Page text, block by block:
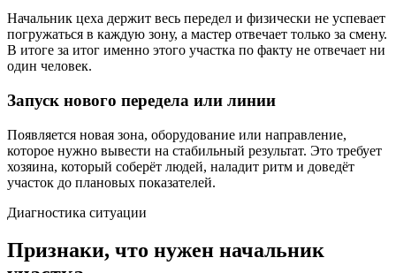
Начальник цеха держит весь передел и физически не успевает
погружаться в каждую зону, а мастер отвечает только за смену.
В итоге за итог именно этого участка по факту не отвечает ни
один человек.
Запуск нового передела или линии
Появляется новая зона, оборудование или направление,
которое нужно вывести на стабильный результат. Это требует
хозяина, который соберёт людей, наладит ритм и доведёт
участок до плановых показателей.
Диагностика ситуации
Признаки, что нужен начальник